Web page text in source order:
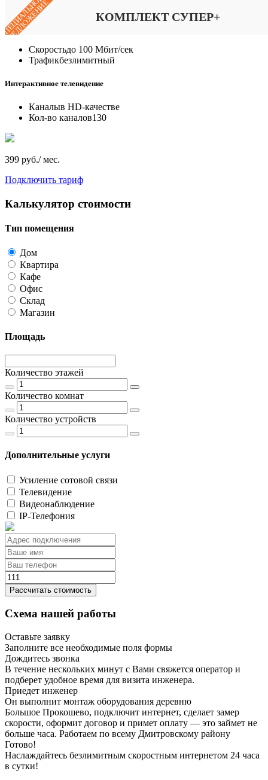
ПРЕДЛОЖЕНИЕ КОМПЛЕКТ СУПЕР+
Скоростьдо 100 Мбит/сек
Трафикбезлимитный
Интерактивное телевидение
Каналыв HD-качестве
Кол-во каналов130
399 руб./ мес.
Подключить тариф
Калькулятор стоимости
Тип помещения
Дом
Квартира
Кафе
Офис
Склад
Магазин
Площадь
Количество этажей
Количество комнат
Количество устройств
Дополнительные услуги
Усиление сотовой связи
Телевидение
Видеонаблюдение
IP-Телефония
Рассчитать стоимость
Схема нашей работы
Оставьте заявку
Заполните все необходимые поля формы
Дождитесь звонка
В течение нескольких минут с Вами свяжется оператор и
подберет удобное время для визита инженера.
Приедет инженер
Он выполнит монтаж оборудования деревню
Большое Прокошево, подключит интернет, сделает замер
скорости, оформит договор и примет оплату — это займет не
больше часа. Работаем по всему Дмитровскому району
Готово!
Наслаждайтесь безлимитным скоростным интернетом 24 часа
в сутки!